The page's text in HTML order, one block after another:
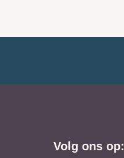
Volg ons op: